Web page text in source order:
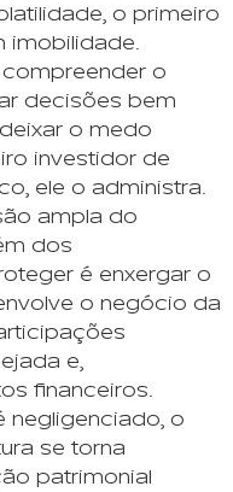
o primeiro
imobilidade.
o
decisões bem
o medo
investidor de
ele o administra.
ampla do
dos
é enxergar o
o negócio da
e,
financeiros.
negligenciado, o
se torna
patrimonial